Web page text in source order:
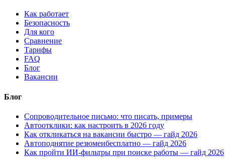
Как работает
Безопасность
Для кого
Сравнение
Тарифы
FAQ
Блог
Вакансии
Блог
Сопроводительное письмо: что писать, примеры
Автоотклики: как настроить в 2026 году
Как откликаться на вакансии быстро — гайд 2026
Автоподнятие резюмеибесплатно — гайд 2026
Как пройти ИИ-фильтры при поиске работы — гайд 2026